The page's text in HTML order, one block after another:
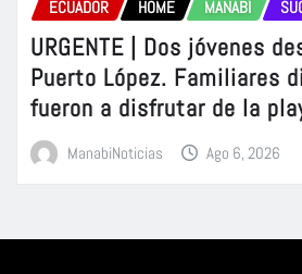
ECUADOR HOME MANABÍ
URGENTE | Dos jóvenes
Puerto López. Familiares
fueron a disfrutar de la
ManabiNoticias Ago 6, 2026